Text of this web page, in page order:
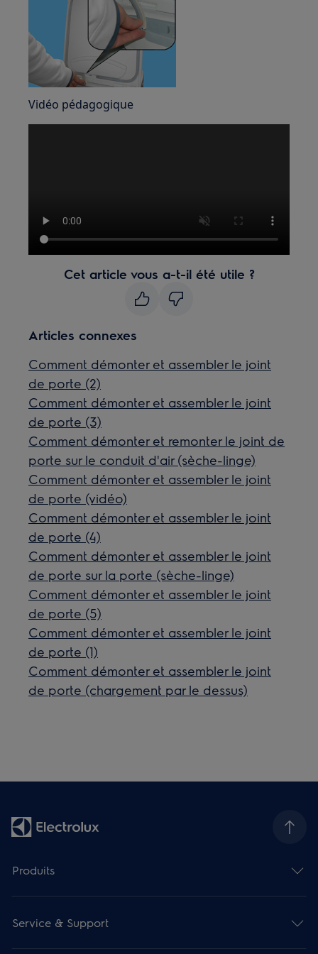
Vidéo pédagogique
Cet article vous a-t-il été utile ?
Articles connexes
Comment démonter et assembler le joint
de porte (2)
Comment démonter et assembler le joint
de porte (3)
Comment démonter et remonter le joint de
porte sur le conduit d'air (sèche-linge)
Comment démonter et assembler le joint
de porte (vidéo)
Comment démonter et assembler le joint
de porte (4)
Comment démonter et assembler le joint
de porte sur la porte (sèche-linge)
Comment démonter et assembler le joint
de porte (5)
Comment démonter et assembler le joint
de porte (1)
Comment démonter et assembler le joint
de porte (chargement par le dessus)
Produits
Service & Support